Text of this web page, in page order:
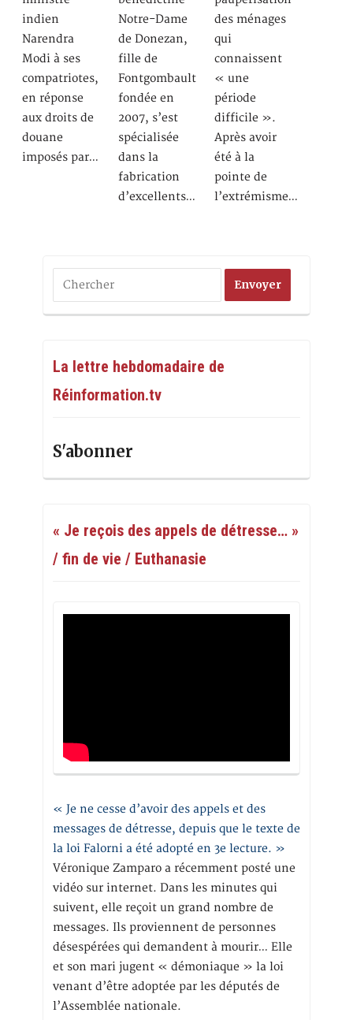
indien
Narendra
Modi à ses
compatriotes,
en réponse
aux droits de
douane
imposés par…
Notre-Dame
de Donezan,
fille de
Fontgombault
fondée en
2007, s’est
spécialisée
dans la
fabrication
d’excellents…
des ménages
qui
connaissent
« une
période
difficile ».
Après avoir
été à la
pointe de
l’extrémisme…
La lettre hebdomadaire de
Réinformation.tv
S'abonner
« Je reçois des appels de détresse… »
/ fin de vie / Euthanasie
« Je ne cesse d’avoir des appels et des
messages de détresse, depuis que le texte de
la loi Falorni a été adopté en 3e lecture. »
Véronique Zamparo a récemment posté une
vidéo sur internet. Dans les minutes qui
suivent, elle reçoit un grand nombre de
messages. Ils proviennent de personnes
désespérées qui demandent à mourir… Elle
et son mari jugent « démoniaque » la loi
venant d’être adoptée par les députés de
l’Assemblée nationale.